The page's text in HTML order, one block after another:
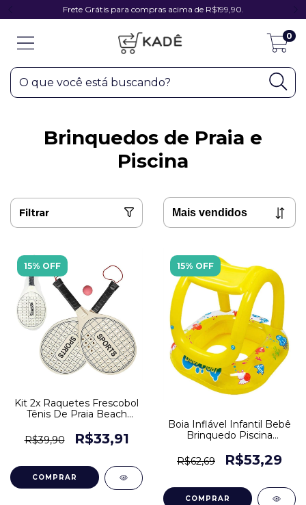
Frete Grátis para compras acima de R$199,90.
0
Brinquedos de Praia e
Piscina
Filtrar
15% OFF
Kit 2x Raquetes Frescobol
Tênis De Praia Beach
R$39,90
R$33,91
15% OFF
Boia Inflável Infantil Bebê
Brinquedo Piscina
R$62,69
R$53,29